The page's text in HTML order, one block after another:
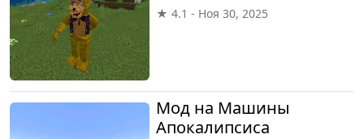
★ 4.1 - Ноя 30, 2025
Мод на Машины
Апокалипсиса